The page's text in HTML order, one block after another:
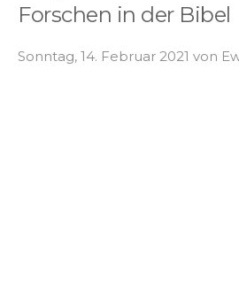
Forschen in der Bibel
Sonntag, 14. Februar 2021 von